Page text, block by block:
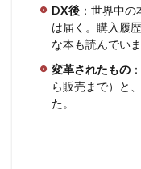
DX後 ：世界中
は届く。購入履
な本も読んでい
変革されたもの
ら販売まで）と
た。